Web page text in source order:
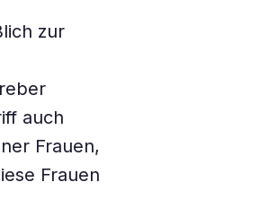
zur
auch
Frauen,
Frauen